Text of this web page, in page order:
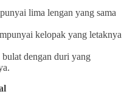
lima lengan yang sama
kelopak yang letaknya
dengan duri yang